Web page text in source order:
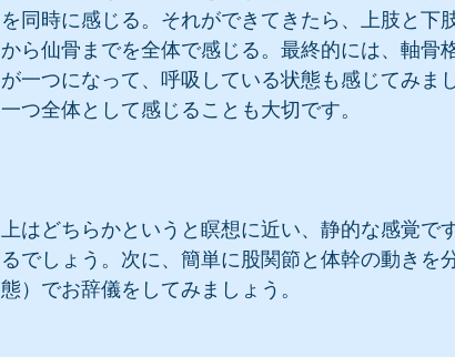
を同時に感じる。それができてきたら、上肢と下
から仙骨までを全体で感じる。最終的には、軸骨
が一つになって、呼吸している状態も感じてみま
一つ全体として感じることも大切です。
上はどちらかというと瞑想に近い、静的な感覚で
るでしょう。次に、簡単に股関節と体幹の動きを
態）でお辞儀をしてみましょう。